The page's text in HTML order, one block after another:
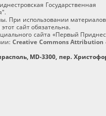
Государственная
При использовании
сайт обязательна.
сайта «Первый
Creative Commons Attribution
MD-3300, пер.